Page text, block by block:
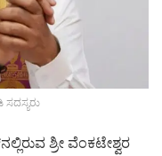
ಶ್ರೀ ವೆಂಕಟೇಶ್ವರ